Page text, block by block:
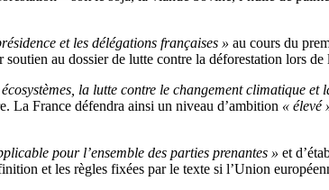
et les délégations françaises » au cours du
au dossier de lutte contre la déforestation lors
la lutte contre le changement climatique et
La France défendra ainsi un niveau d’ambition « élevé
pour l’ensemble des parties prenantes » et
et les règles fixées par le texte si l’Union